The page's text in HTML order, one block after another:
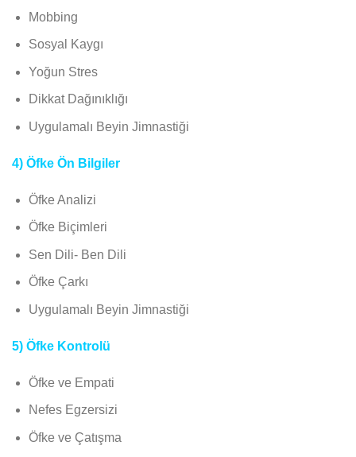
Mobbing
Sosyal Kaygı
Yoğun Stres
Dikkat Dağınıklığı
Uygulamalı Beyin Jimnastiği
4) Öfke Ön Bilgiler
Öfke Analizi
Öfke Biçimleri
Sen Dili- Ben Dili
Öfke Çarkı
Uygulamalı Beyin Jimnastiği
5) Öfke Kontrolü
Öfke ve Empati
Nefes Egzersizi
Öfke ve Çatışma